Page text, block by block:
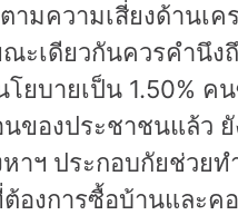
มความเสี่ยงด้านเ
เดียวกันควรคำนึง
ยบายเป็น 1.50%
ของประชาชนแล้ว
หาฯ ประกอบกัยช่
องการซื้อบ้านและ